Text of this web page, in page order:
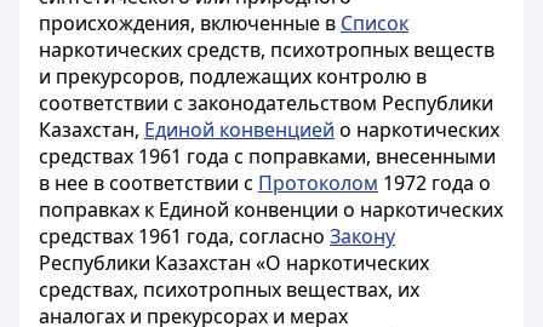
происхождения, включенные в Список
наркотических средств, психотропных веществ
и прекурсоров, подлежащих контролю в
соответствии с законодательством Республики
Казахстан, Единой конвенцией о наркотических
средствах 1961 года с поправками, внесенными
в нее в соответствии с Протоколом 1972 года о
поправках к Единой конвенции о наркотических
средствах 1961 года, согласно Закону
Республики Казахстан «О наркотических
средствах, психотропных веществах, их
аналогах и прекурсорах и мерах